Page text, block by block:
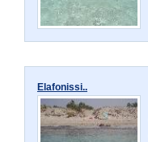
Elafonissi..